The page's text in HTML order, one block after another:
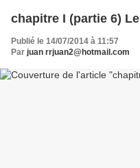
chapitre I (partie 6)
Publié le 14/07/2014 à 11:57
Par juan rrjuan2@hotmail.com